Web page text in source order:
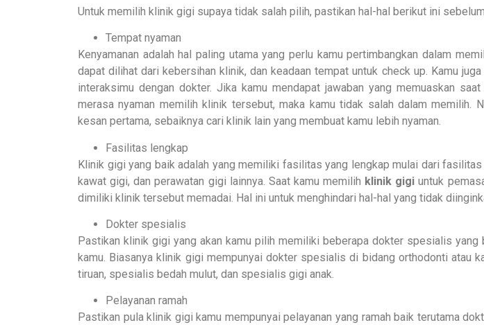
Untuk memilih klinik gigi supaya tidak salah pilih, pastikan hal-hal berikut ini
Tempat nyaman
Kenyamanan adalah hal paling utama yang perlu kamu pertimbangkan dalam
dapat dilihat dari kebersihan klinik, dan keadaan tempat untuk check up. Kamu
interaksimu dengan dokter. Jika kamu mendapat jawaban yang memuaskan
merasa nyaman memilih klinik tersebut, maka kamu tidak salah dalam memilih.
kesan pertama, sebaiknya cari klinik lain yang membuat kamu lebih nyaman.
Fasilitas lengkap
Klinik gigi yang baik adalah yang memiliki fasilitas yang lengkap mulai dari fasilitas
kawat gigi, dan perawatan gigi lainnya. Saat kamu memilih klinik gigi untuk
dimiliki klinik tersebut memadai. Hal ini untuk menghindari hal-hal yang tidak
Dokter spesialis
Pastikan klinik gigi yang akan kamu pilih memiliki beberapa dokter spesialis yang
kamu. Biasanya klinik gigi mempunyai dokter spesialis di bidang orthodonti atau
tiruan, spesialis bedah mulut, dan spesialis gigi anak.
Pelayanan ramah
Pastikan pula klinik gigi kamu mempunyai pelayanan yang ramah baik terutama